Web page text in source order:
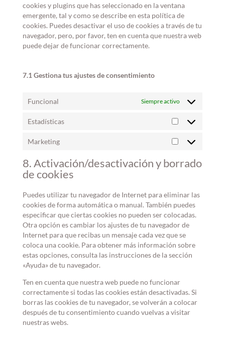
cookies y plugins que has seleccionado en la ventana
emergente, tal y como se describe en esta política de
cookies. Puedes desactivar el uso de cookies a través de tu
navegador, pero, por favor, ten en cuenta que nuestra web
puede dejar de funcionar correctamente.
7.1 Gestiona tus ajustes de consentimiento
Funcional Siempre activo
Estadísticas
Estadísticas
Marketing
Marketing
8. Activación/desactivación y borrado
de cookies
Puedes utilizar tu navegador de Internet para eliminar las
cookies de forma automática o manual. También puedes
especificar que ciertas cookies no pueden ser colocadas.
Otra opción es cambiar los ajustes de tu navegador de
Internet para que recibas un mensaje cada vez que se
coloca una cookie. Para obtener más información sobre
estas opciones, consulta las instrucciones de la sección
«Ayuda» de tu navegador.
Ten en cuenta que nuestra web puede no funcionar
correctamente si todas las cookies están desactivadas. Si
borras las cookies de tu navegador, se volverán a colocar
después de tu consentimiento cuando vuelvas a visitar
nuestras webs.